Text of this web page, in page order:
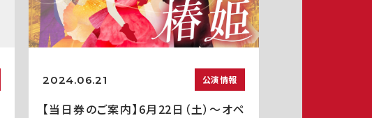
2024.06.21 公演情報
【当日券のご案内】6月22日（土）～オペ